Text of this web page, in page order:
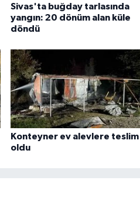
Sivas'ta buğday tarlasında
yangın: 20 dönüm alan küle
döndü
Konteyner ev alevlere teslim
oldu